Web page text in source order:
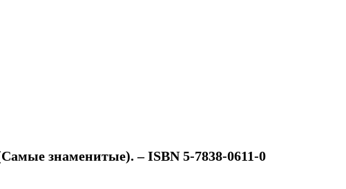
знаменитые). – ISBN 5-7838-0611-0